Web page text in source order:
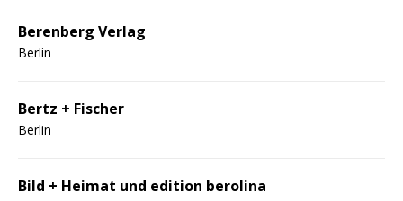
Berenberg Verlag
Berlin
Bertz + Fischer
Berlin
Bild + Heimat und edition berolina